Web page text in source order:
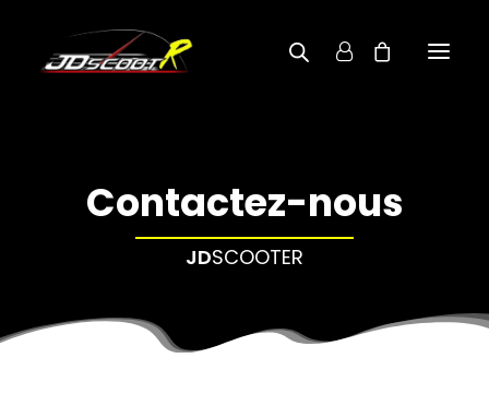
BOUTIQUE
RECHERCHE PAR MODÈLE
Contactez-nous
JDSCOOTER